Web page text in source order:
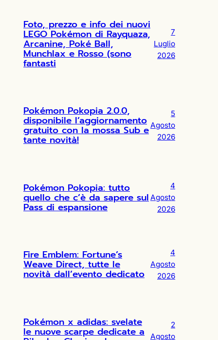
Foto, prezzo e info dei nuovi
LEGO Pokémon di Rayquaza,
Arcanine, Poké Ball,
Munchlax e Rosso (sono
fantasti
7
Luglio
2026
Pokémon Pokopia 2.0.0,
disponibile l’aggiornamento
gratuito con la mossa Sub e
tante novità!
5
Agosto
2026
Pokémon Pokopia: tutto
quello che c’è da sapere sul
Pass di espansione
4
Agosto
2026
Fire Emblem: Fortune’s
Weave Direct, tutte le
novità dall’evento dedicato
4
Agosto
2026
Pokémon x adidas: svelate
le nuove scarpe dedicate a
2
Agosto